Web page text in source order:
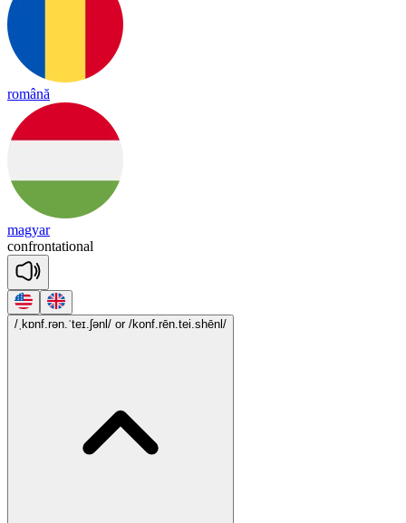
română
magyar
confrontational
/ˌkɒnf.rən.ˈteɪ.ʃənl/ or /konf.rēn.tei.shēnl/